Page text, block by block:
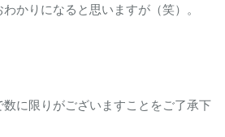
かりになると思いますが（笑）。
に限りがございますことをご了承下